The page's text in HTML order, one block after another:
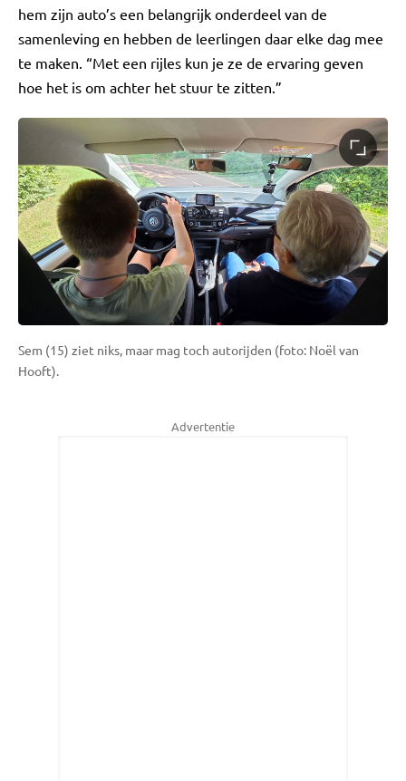
hem zijn auto’s een belangrijk onderdeel van de
samenleving en hebben de leerlingen daar elke dag mee
te maken. “Met een rijles kun je ze de ervaring geven
hoe het is om achter het stuur te zitten.”
Sem (15) ziet niks, maar mag toch autorijden (foto: Noël van
Hooft).
Advertentie